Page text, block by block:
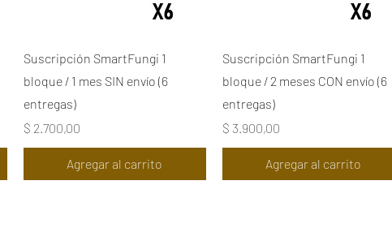
Vista rápida
Suscripción SmartFungi 1
bloque / 1 mes SIN envío (6
entregas)
Precio
$ 2.700,00
Agregar al carrito
Vista rápida
Suscripción SmartFungi 1
bloque / 2 meses CON envío (6
entregas)
Precio
$ 3.900,00
Agregar al carrito